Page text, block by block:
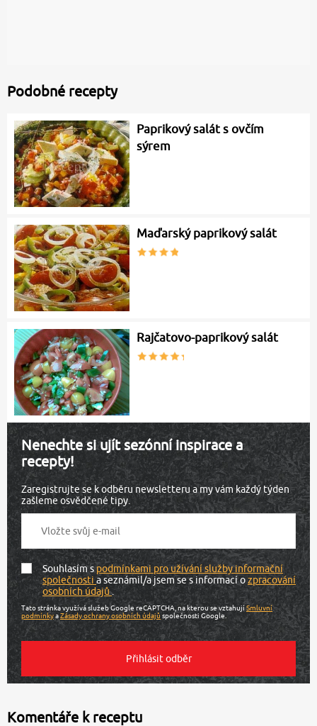
Podobné recepty
Paprikový salát s ovčím
sýrem
Maďarský paprikový salát
Rajčatovo-paprikový salát
Nenechte si ujít sezónní inspirace a
recepty!
Zaregistrujte se k odběru newsletteru a my vám každý týden
zašleme osvědčené tipy.
Souhlasím spodmínkami pro užívání služby informační
společnostia seznámil/a jsem se s informací ozpracování
osobních údajů.
Tato stránka využívá služeb Google reCAPTCHA, na kterou se vztahujíSmluvní
podmínkyaZásady ochrany osobních údajů společnosti Google.
Komentáře k receptu